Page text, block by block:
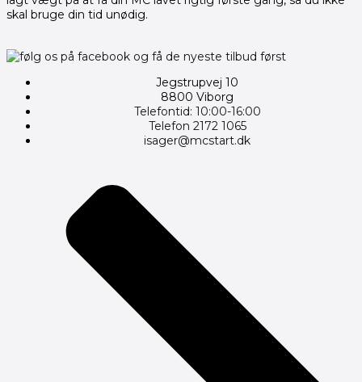
skal bruge din tid unødig.
Jegstrupvej 10
8800 Viborg
Telefontid: 10:00-16:00
Telefon 2172 1065
isager@mcstart.dk